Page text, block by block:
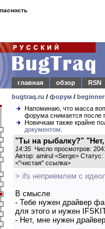
главная
обзор RSN
bugtraq.ru / форум /
Напоминаю, что масса
форума снимается после
Новичкам также крайне
документом
"Ты на рыбалку?"
14:35 Число просмотров:
Автор: amirul <Serge>
<"чистая" ссылка>
> ifs неприемлем с
В смысле
- Тебе нужен драйвер
для этого и нужен
- Нет, мне нужен